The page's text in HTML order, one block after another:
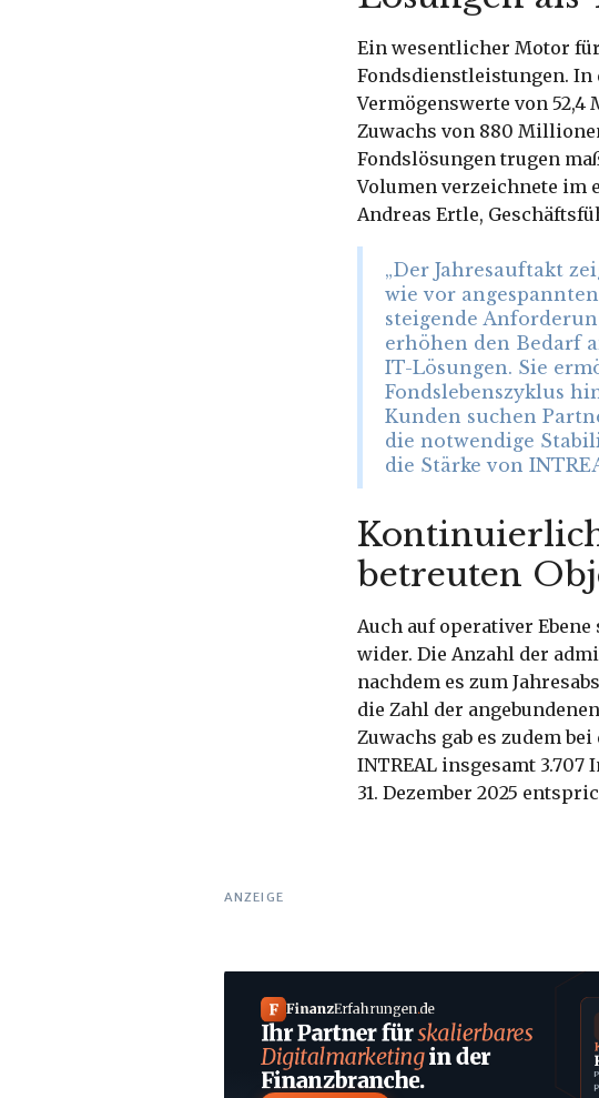
Ein wesentlicher Motor
Fondsdienstleistungen.
Vermögenswerte von
Zuwachs von 880
Fondslösungen trugen
Volumen verzeichnete im
Andreas Ertle,
„Der Jahresauftakt
wie vor
steigende
erhöhen den Bedarf
IT-Lösungen. Sie
Fondslebenszyklus
Kunden suchen
die notwendige
die Stärke von
betreuten
Auch auf operativer
wider. Die Anzahl der
nachdem es zum
die Zahl der
Zuwachs gab es zudem
INTREAL insgesamt
31. Dezember 2025
ANZEIGE
F FinanzErfahrungen.de
Ihr Partner fürskalierbares
Digitalmarketingin der
Finanzbranche.